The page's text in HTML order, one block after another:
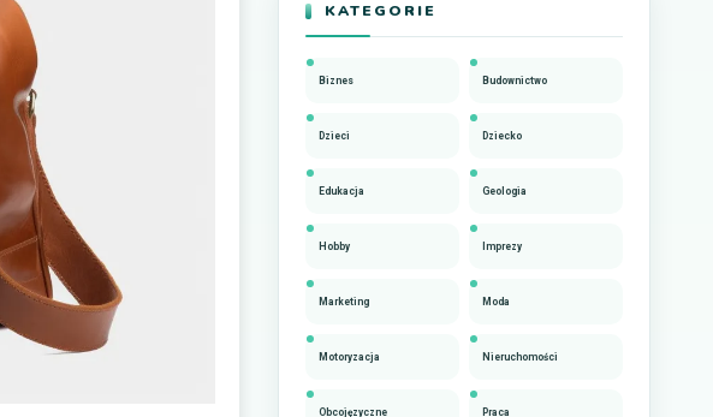
KATEGORIE
Biznes Budownictwo
Dzieci Dziecko
Edukacja Geologia
Hobby Imprezy
Marketing Moda
Motoryzacja Nieruchomości
Obcojęzyczne Praca